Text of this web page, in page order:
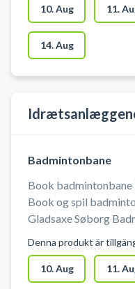
Der skal benyttes
som ikke sætter
mulighed for
10. Aug 11.
14. Aug
Badmintonbane
Book badmintonbane
Book og spil
Gladsaxe Søborg
badmintonklubber i
Du skal selv
badmintonketcher og
Denna produkt är
10. Aug 11.